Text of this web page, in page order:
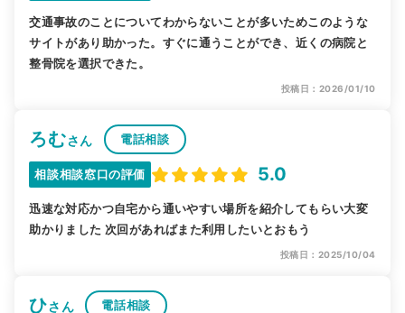
交通事故のことについてわからないことが多いためこのような
サイトがあり助かった。すぐに通うことができ、近くの病院と
整骨院を選択できた。
投稿日：2026/01/10
ろむさん 電話相談
相談相談窓口の評価 5.0
迅速な対応かつ自宅から通いやすい場所を紹介してもらい大変
助かりました 次回があればまた利用したいとおもう
投稿日：2025/10/04
ひさん 電話相談